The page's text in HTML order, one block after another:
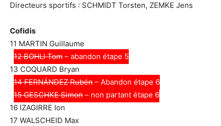
Directeurs sportifs : SCHMIDT Torsten, ZEMKE Jens
Cofidis
11 MARTIN Guillaume
12 BOHLI Tom – abandon étape 5
13 COQUARD Bryan
14 FERNÁNDEZ Rubén – Abandon étape 6
15 GESCHKE Simon – non partant étape 6
16 IZAGIRRE Ion
17 WALSCHEID Max